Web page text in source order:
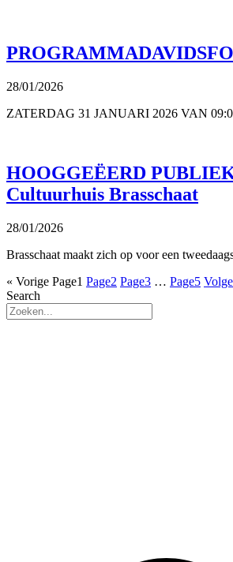
28/01/2026
ZATERDAG 31 JANUARI 2026 VAN 09:00
HOOGGEËERD
Cultuurhuis Brasschaat
28/01/2026
Brasschaat maakt zich op voor een
« Vorige Page1 Page2 Page3 … Page5
Search